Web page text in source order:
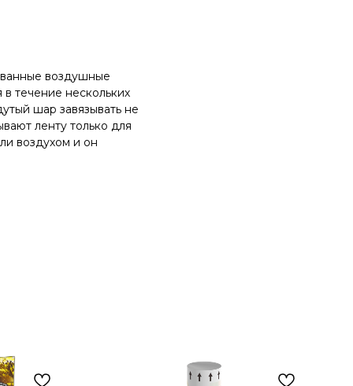
воздушные
течение нескольких
шар завязывать не
ленту только для
воздухом и он